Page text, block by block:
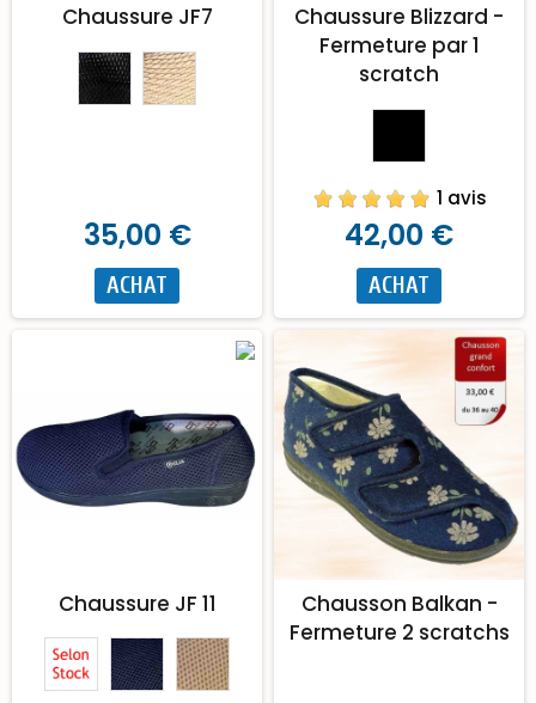
Chaussure JF7
35,00 €
ACHAT
Chaussure Blizzard -
Fermeture par 1
scratch
1 avis
42,00 €
ACHAT
Chaussure JF 11
Chausson Balkan -
Fermeture 2 scratchs